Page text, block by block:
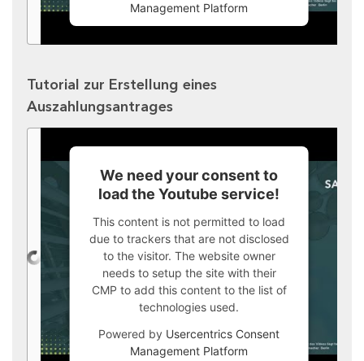
Management Platform
Tutorial zur Erstellung eines
Auszahlungsantrages
We need your consent to
load the Youtube service!
This content is not permitted to load
due to trackers that are not disclosed
to the visitor. The website owner
needs to setup the site with their
CMP to add this content to the list of
technologies used.
Powered by Usercentrics Consent
Management Platform